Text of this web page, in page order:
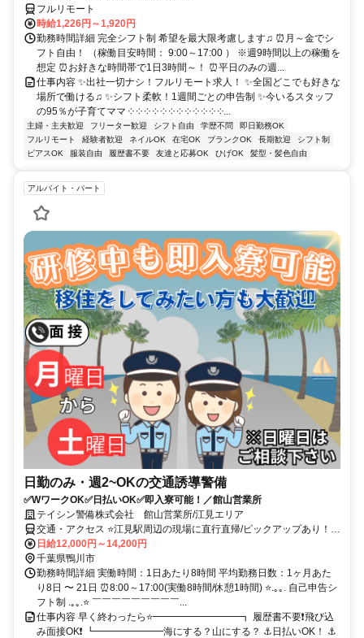
フルリモート
時給1,226円～1,920円
勤務時間詳細 完全シフト制 希望を最大限考慮します♫ ⏰月～金でシ
フト自由！ （稼働目安時間： 9:00～17:00 ） ※週9時間以上の稼働を
想定 ⏰お好きな時間帯で1日3時間～！ ⏰平日のみの週...
仕事内容 ✨出社一切ナシ！フルリモート求人！ ✨全国どこでも好きな
場所で働ける♫ ✨シフト柔軟！1週間ごとの申告制 ✨今いるスタッフ
の95％が子育てママ ༶ ༶ ༶ ༶ ༶ ༶ ༶ ༶ ༶ ༶ ༶ ༶...
主婦・主夫歓迎 フリーター歓迎 シフト自由 学歴不問
即日勤務OK
フルリモート
経験者歓迎 ネイルOK 在宅OK ブランクOK 長期歓迎
シフト制
ピアスOK
服装自由 履歴書不要 友達と応募OK ひげOK 髪型・髪色自由
アルバイト・パート
日勤のみ・週2~OKの交通誘導警備
✅WワークOK✅日払いOK✅即入寮可能！／館山営業所
テイシン警備株式会社 館山営業所/江見エリア
交通・アクセス ⭐江見駅周辺の現場に直行直帰/ピックアップあり！移
動の心配は不要です♪
日給12,000円～14,200円
千葉県鴨川市
勤務時間詳細 実働時間：1日あたり8時間 平均勤務日数：1ヶ月あた
り8日 〜 21日 ⏰8:00～17:00(実働8時間/休憩1時間) ⭐.｡｡. 自己申告シ
フト制 .｡｡.⭐ ￣￣￣￣￣￣￣￣￣...
仕事内容 早く終わったら⭐━━━━━━━━━┓ 履歴書不要❗飛び込
み面接OK❗ ┗━━━━━━━海にする？山にする？ ⚓日払いOK！ ⚓